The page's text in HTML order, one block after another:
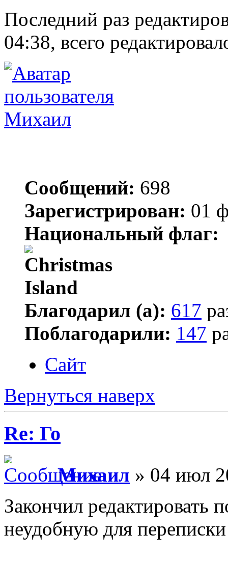
Последний раз
04:38, всего
Михаил
Сообщений: 698
Зарегистрирован: 01
Национальный флаг:
Благодарил (а): 617
Поблагодарили: 147
Сайт
Вернуться наверх
Re: Го
Михаил » 04 июл
Закончил редактировать
неудобную для